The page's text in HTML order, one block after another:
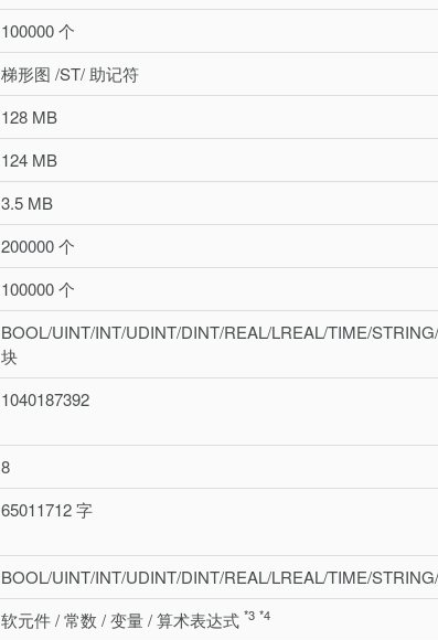
100000 个
梯形图 /ST/ 助记符
128 MB
124 MB
3.5 MB
200000 个
100000 个
BOOL/UINT/INT/UDINT/DINT/REAL/LREAL/TIME/
块
1040187392
8
65011712 字
BOOL/UINT/INT/UDINT/DINT/REAL/LREAL/TIME/
软元件 / 常数 / 变量 / 算术表达式 *3 *4